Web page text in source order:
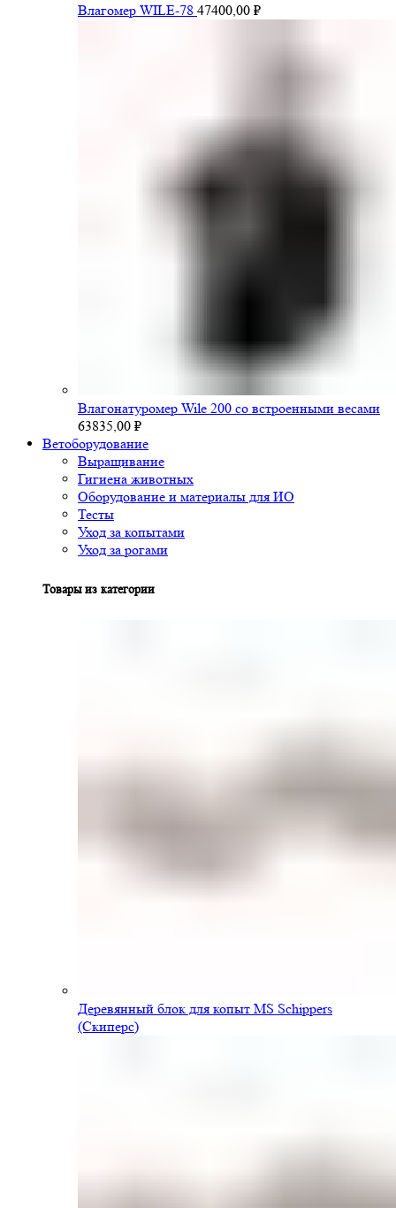
Влагомер WILE-78 47400,00 ₽
Влагонатуромер Wile 200 со встроенными весами
63835,00 ₽
Ветоборудование
Выращивание
Гигиена животных
Оборудование и материалы для ИО
Тесты
Уход за копытами
Уход за рогами
Товары из категории
Деревянный блок для копыт MS Schippers
(Скиперс)